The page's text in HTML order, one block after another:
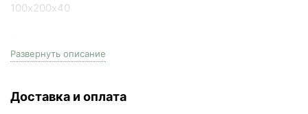
Написать в Telegram
(вывеска "Мир кирпича")
пн-пт с 9:00 до 18:00
100х200х40
19.20 м2
белый
Развернуть описание
Доставка и оплата